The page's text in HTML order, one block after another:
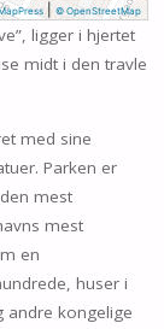
| © OpenStreetMap
ligger i hjertet
midt i den travle
med sine
Parken er
mest
mest
en
huser i
andre kongelige